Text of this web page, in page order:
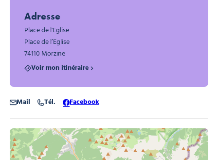
Learno 1, © Leran'o
Learno 3, © Leran'o
Adresse
Place de l'Eglise
Place de l’Eglise
74110 Morzine
Voir mon itinéraire
Mail Tél. Facebook